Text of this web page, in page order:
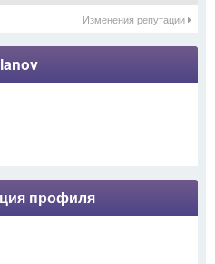
Изменения репутации
профиля